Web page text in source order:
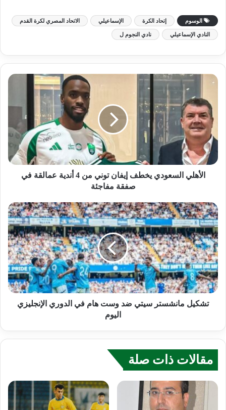
الوسوم إتحاد الكرة الإسماعيلي الاتحاد المصري لكرة القدم
النادي الإسماعيلي نادي النجوم ل
الأهلي السعودي يخطف إيفان توني من 4 أندية عمالقة في
صفقة مفاجئة
تشكيل مانشستر سيتي ضد وست هام في الدوري الإنجليزي
اليوم
مقالات ذات صلة